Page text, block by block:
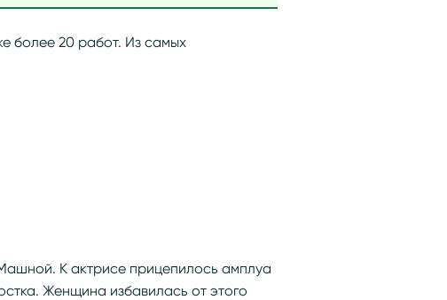
более 20 работ. Из самых
К актрисе прицепилось амплуа
Женщина избавилась от этого